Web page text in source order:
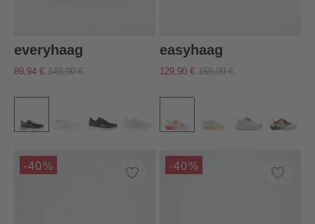
everyhaag
89,94 € 149,90 €
easyhaag
129,90 € 159,90 €
-40% -40%